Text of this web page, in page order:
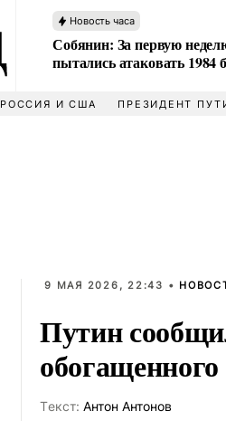
Новость часа
Собянин: За первую
пытались атаковать 1984
РОССИЯ И США ПРЕЗИДЕНТ
9 МАЯ 2026, 22:43 •
Путин
Tекст: Антон Антонов